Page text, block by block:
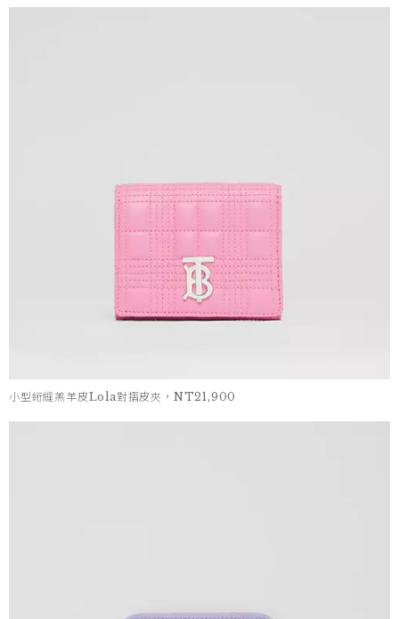
小型絎縫羔羊皮Lola對摺皮夾，NT21,900